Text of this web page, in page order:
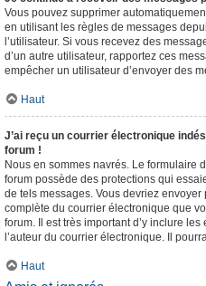
Vous pouvez supprimer
en utilisant les règles de messages
l’utilisateur. Si vous recevez des
d’un autre utilisateur, rapportez ces
empêcher un utilisateur d’envoyer des
Haut
J’ai reçu un courrier électronique
forum !
Nous en sommes navrés. Le formulaire
forum possède des protections qui
de tels messages. Vous devriez
complète du courrier électronique que
forum. Il est très important d’y inclure
l’auteur du courrier électronique. Il
Haut